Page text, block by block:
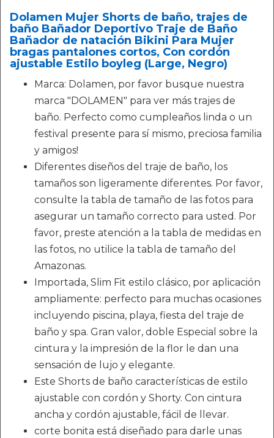
Dolamen Mujer Shorts de baño, trajes de
baño Bañador Deportivo Traje de Baño
Bañador de natación Bikini Para Mujer
bragas pantalones cortos, Con cordón
ajustable Estilo boyleg (Large, Negro)
Marca: Dolamen, por favor busque nuestra
marca "DOLAMEN" para ver más trajes de
baño. Perfecto como cumpleaños linda o un
festival presente para sí mismo, preciosa familia
y amigos!
Diferentes diseños del traje de baño, los
tamaños son ligeramente diferentes. Por favor,
consulte la tabla de tamaño de las fotos para
asegurar un tamaño correcto para usted. Por
favor, preste atención a la tabla de medidas en
las fotos, no utilice la tabla de tamaño del
Amazonas.
Importada, Slim Fit estilo clásico, por aplicación
ampliamente: perfecto para muchas ocasiones
incluyendo piscina, playa, fiesta del traje de
baño y spa. Gran valor, doble Especial sobre la
cintura y la impresión de la flor le dan una
sensación de lujo y elegante.
Este Shorts de baño características de estilo
ajustable con cordón y Shorty. Con cintura
ancha y cordón ajustable, fácil de llevar.
corte bonita está diseñado para darle unas